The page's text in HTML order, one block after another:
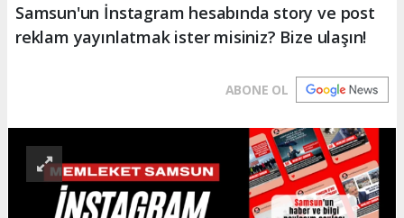
Samsun'un İnstagram hesabında story ve post
reklam yayınlatmak ister misiniz? Bize ulaşın!
ABONE OL